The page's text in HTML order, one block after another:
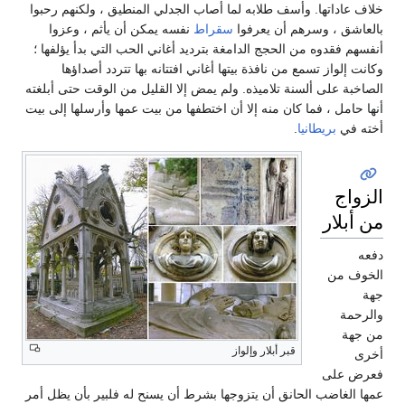
خلاف عاداتها. وأسف طلابه لما أصاب الجدلي المنطيق ، ولكنهم رحبوا
بالعاشق ، وسرهم أن يعرفوا سقراط نفسه يمكن أن يأثم ، وعزوا
أنفسهم فقدوه من الحجج الدامغة بترديد أغاني الحب التي بدأ يؤلفها ؛
وكانت إلواز تسمع من نافذة بيتها أغاني افتتانه بها تتردد أصداؤها
الصاخبة على ألسنة تلاميذه. ولم يمض إلا القليل من الوقت حتى أبلغته
أنها حامل ، فما كان منه إلا أن اختطفها من بيت عمها وأرسلها إلى بيت
أخته في بريطانيا
قبر أبلار وإلواز
الزواج
من أبلار
دفعه
الخوف من
جهة
والرحمة
من جهة
أخرى
فعرض على
عمها الغاضب الحانق أن يتزوجها بشرط أن يسنح له فلبير بأن يظل أمر